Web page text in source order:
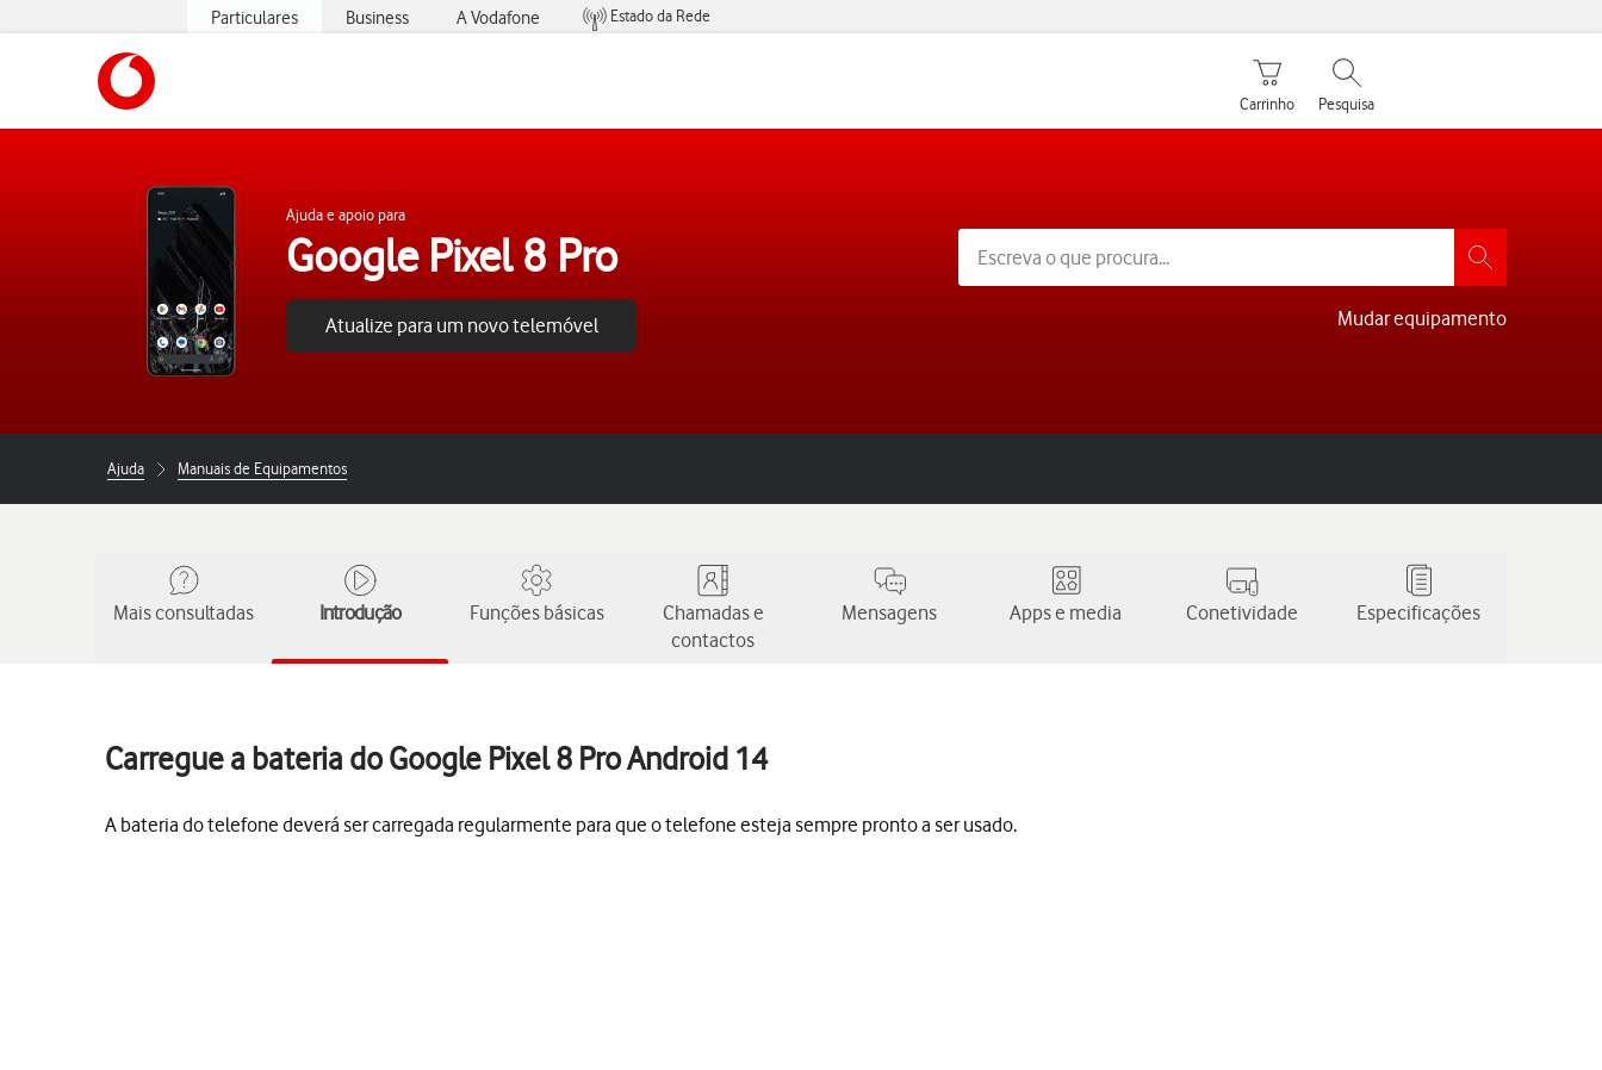
Particulares Business A Vodafone
Estado da Rede
Carrinho de compras
Carrinho
Pesquisar
Pesquisa
Ajuda e apoio para
Google Pixel 8 Pro
Atualize para um novo telemóvel Mudar equipamento
Ajuda Manuais de Equipamentos
Mais consultadas Introdução Funções básicas
Chamadas e
contactos
Mensagens Apps e media Conetividade Especificações
Carregue a bateria do Google Pixel 8 Pro Android 14
A bateria do telefone deverá ser carregada regularmente para que o telefone esteja sempre pronto a ser usado.